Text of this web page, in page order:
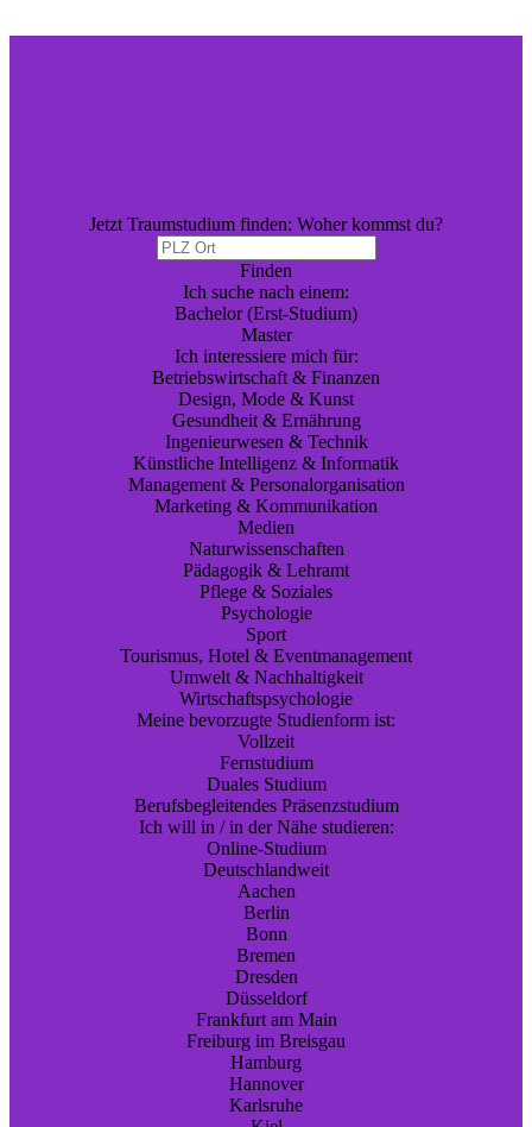
Jetzt Traumstudium finden: Woher kommst du?
Finden
Ich suche nach einem:
Bachelor (Erst-Studium)
Master
Ich interessiere mich für:
Betriebswirtschaft & Finanzen
Design, Mode & Kunst
Gesundheit & Ernährung
Ingenieurwesen & Technik
Künstliche Intelligenz & Informatik
Management & Personalorganisation
Marketing & Kommunikation
Medien
Naturwissenschaften
Pädagogik & Lehramt
Pflege & Soziales
Psychologie
Sport
Tourismus, Hotel & Eventmanagement
Umwelt & Nachhaltigkeit
Wirtschaftspsychologie
Meine bevorzugte Studienform ist:
Vollzeit
Fernstudium
Duales Studium
Berufsbegleitendes Präsenzstudium
Ich will in / in der Nähe studieren:
Online-Studium
Deutschlandweit
Aachen
Berlin
Bonn
Bremen
Dresden
Düsseldorf
Frankfurt am Main
Freiburg im Breisgau
Hamburg
Hannover
Karlsruhe